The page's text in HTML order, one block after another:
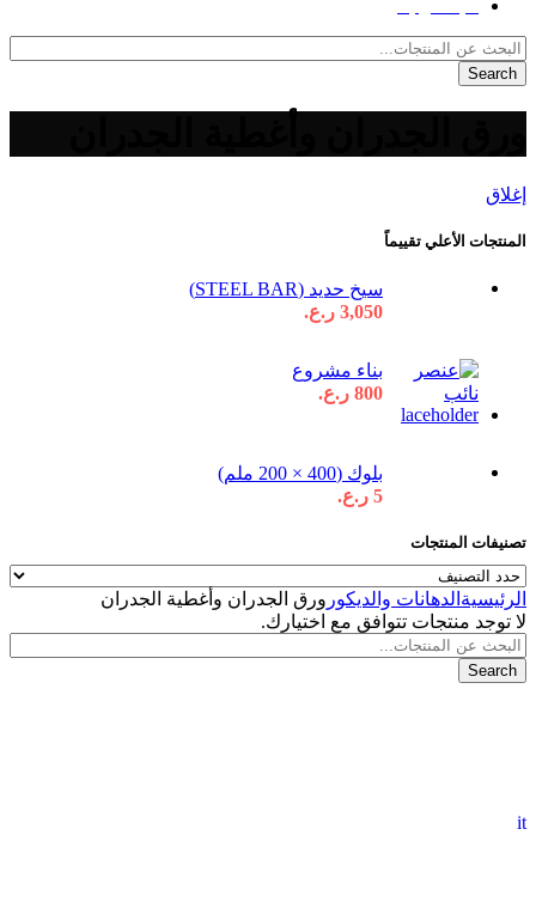
Search
إغلاق
المنتجات الأعلي تقييماً
سيخ حديد (STEEL BAR)
3,050 ر.ع.
بناء مشروع
800 ر.ع.
بلوك (400 × 200 ملم)
5 ر.ع.
تصنيفات المنتجات
الرئيسية الدهانات والديكور ورق الجدران وأغطية الجدران
لا توجد منتجات تتوافق مع اختيارك.
Search
it